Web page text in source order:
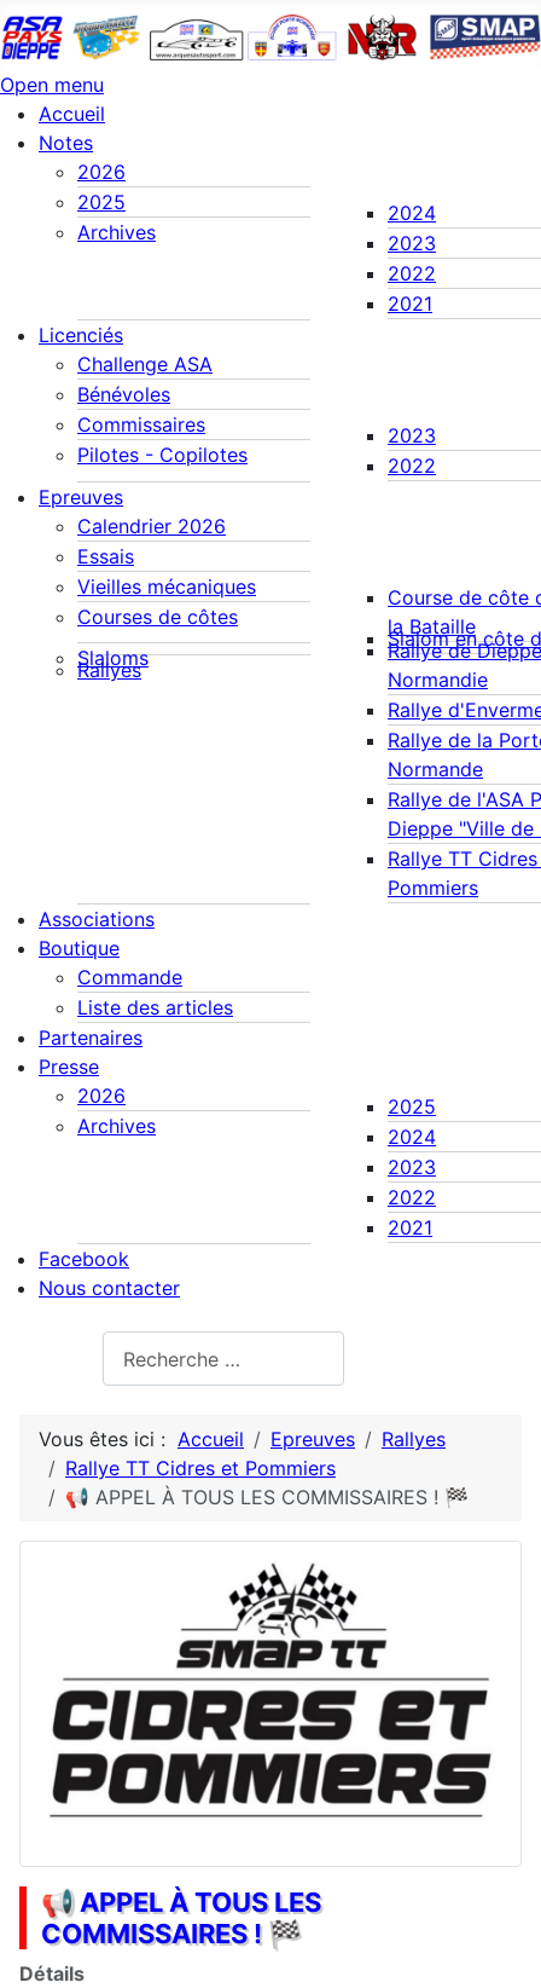
Open menu
Accueil
Notes
2026
2025
Archives
2024
2023
2022
2021
Licenciés
Challenge ASA
Bénévoles
Commissaires
Pilotes - Copilotes
2023
2022
Epreuves
Calendrier 2026
Essais
Vieilles mécaniques
Courses de côtes
Course de côte
la Bataille
Slaloms
Slalom en côte
Rallyes
Rallye de Dieppe
Normandie
Rallye
Rallye de la
Normande
Rallye de l'ASA
Dieppe "Ville de
Rallye TT
Pommiers
Associations
Boutique
Commande
Liste des articles
Partenaires
Presse
2026
Archives
2025
2024
2023
2022
2021
Facebook
Nous contacter
Vous êtes ici : Accueil Epreuves
Rallyes
Rallye TT Cidres et Pommiers
📢 APPEL À TOUS LES COMMISSAIRES ! 🏁
📢 APPEL À TOUS LES
COMMISSAIRES ! 🏁
Détails